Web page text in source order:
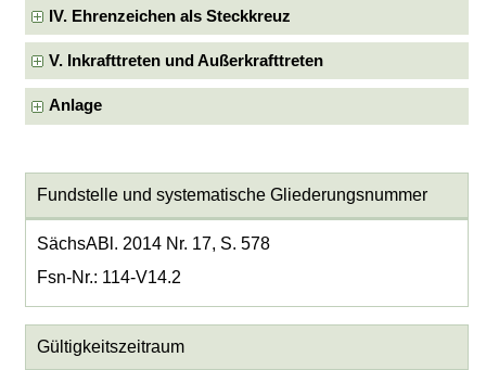
IV. Ehrenzeichen als Steckkreuz
V. Inkrafttreten und Außerkrafttreten
Anlage
Fundstelle und systematische Gliederungsnummer
SächsABl. 2014 Nr. 17, S. 578
Fsn-Nr.: 114-V14.2
Gültigkeitszeitraum